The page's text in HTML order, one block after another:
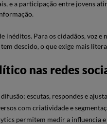
e a participação entre jovens
Para os cidadãos, voz e
descido, o que exige mais
nas redes
escutas, respondes e
com criatividade e
permitem medir a influencia